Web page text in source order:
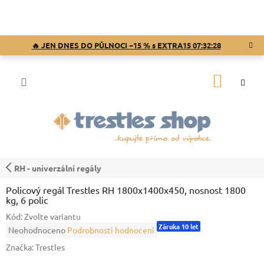
🔥 JEN DNES DO PŮLNOCI −15 % s EXTRA1507:32:28
RH - univerzální regály
Policový regál Trestles RH 1800x1400x450, nosnost 1800
kg, 6 polic
Kód:Zvolte variantu
Průměrné
produktu
Neohodnoceno Podrobnosti hodnocení Záruka 10 let
Značka:Trestles